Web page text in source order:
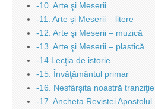
-10. Arte şi Meserii
-11. Arte şi Meserii – litere
-12. Arte şi Meserii – muzică
-13. Arte şi Meserii – plastică
-14 Lecţia de istorie
-15. Învăţământul primar
-16. Nesfârşita noastră tranziţie
-17. Ancheta Revistei Apostolul